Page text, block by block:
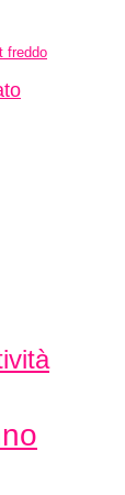
freddo